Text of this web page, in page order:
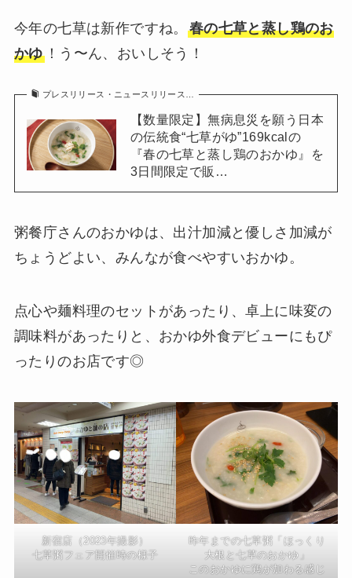
今年の七草は新作ですね。 春の七草と蒸し鶏のお
かゆ！う〜ん、おいしそう！
プレスリリース・ニュースリリース…
【数量限定】無病息災を願う日本
の伝統食“七草がゆ”169kcalの
『春の七草と蒸し鶏のおかゆ』を
3日間限定で販…
粥餐庁さんのおかゆは、出汁加減と優しさ加減が
ちょうどよい、みんなが食べやすいおかゆ。
点心や麺料理のセットがあったり、卓上に味変の
調味料があったりと、おかゆ外食デビューにもぴ
ったりのお店です◎
新宿店（2023年撮影）
七草粥フェア開催時の様子
昨年までの七草粥「ほっくり
大根と七草のおかゆ」
このおかゆに鶏が加わる感じ